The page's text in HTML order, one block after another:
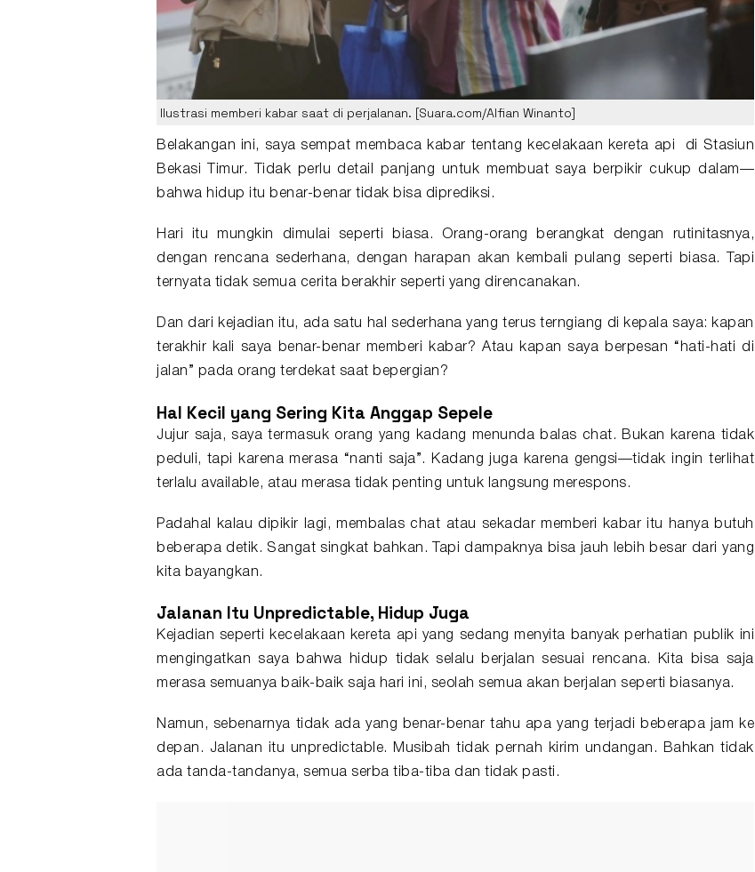
Ilustrasi memberi kabar saat di perjalanan. [Suara.com/Alfian Winanto]
Belakangan ini, saya sempat membaca kabar tentang kecelakaan kereta api di Stasiun
Bekasi Timur. Tidak perlu detail panjang untuk membuat saya berpikir cukup dalam—
bahwa hidup itu benar-benar tidak bisa diprediksi.
Hari itu mungkin dimulai seperti biasa. Orang-orang berangkat dengan rutinitasnya,
dengan rencana sederhana, dengan harapan akan kembali pulang seperti biasa. Tapi
ternyata tidak semua cerita berakhir seperti yang direncanakan.
Dan dari kejadian itu, ada satu hal sederhana yang terus terngiang di kepala saya: kapan
terakhir kali saya benar-benar memberi kabar? Atau kapan saya berpesan “hati-hati di
jalan” pada orang terdekat saat bepergian?
Hal Kecil yang Sering Kita Anggap Sepele
Jujur saja, saya termasuk orang yang kadang menunda balas chat. Bukan karena tidak
peduli, tapi karena merasa “nanti saja”. Kadang juga karena gengsi—tidak ingin terlihat
terlalu available, atau merasa tidak penting untuk langsung merespons.
Padahal kalau dipikir lagi, membalas chat atau sekadar memberi kabar itu hanya butuh
beberapa detik. Sangat singkat bahkan. Tapi dampaknya bisa jauh lebih besar dari yang
kita bayangkan.
Jalanan Itu Unpredictable, Hidup Juga
Kejadian seperti kecelakaan kereta api yang sedang menyita banyak perhatian publik ini
mengingatkan saya bahwa hidup tidak selalu berjalan sesuai rencana. Kita bisa saja
merasa semuanya baik-baik saja hari ini, seolah semua akan berjalan seperti biasanya.
Namun, sebenarnya tidak ada yang benar-benar tahu apa yang terjadi beberapa jam ke
depan. Jalanan itu unpredictable. Musibah tidak pernah kirim undangan. Bahkan tidak
ada tanda-tandanya, semua serba tiba-tiba dan tidak pasti.